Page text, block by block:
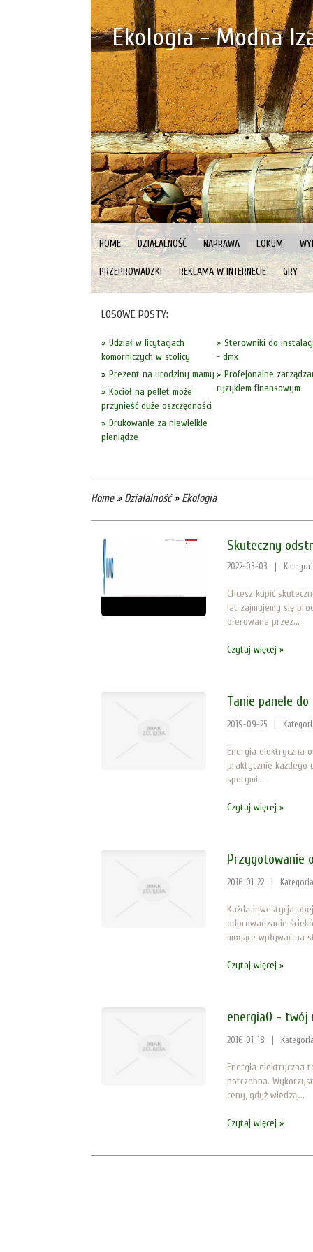
HOME DZIAŁALNOŚĆ NAPRAWA LOKUM
PRZEPROWADZKI REKLAMA W INTERNECIE GRY
Ekologia - Modna
LOSOWE POSTY:
Sterowniki do
- dmx
Udział w licytacjach
komorniczych w stolicy
Profejonalne
ryzykiem finansowym
Prezent na urodziny mamy
Kocioł na pellet może
przynieść duże oszczędności
Drukowanie za niewielkie
pieniądze
Home» Działalność» Ekologia
Skuteczny
2022-03-03
Chcesz kupić
lat zajmujemy się
oferowane przez...
Czytaj więcej »
Tanie panele
2019-09-25
Energia elektryczna
praktycznie każdego
sporymi...
Czytaj więcej »
Przygotowanie
2016-01-22
Każda inwestycja
odprowadzanie
mogące wpływać na
Czytaj więcej »
energia0 - twój
2016-01-18
Energia elektryczna
potrzebna.
ceny, gdyż wiedzą,...
Czytaj więcej »